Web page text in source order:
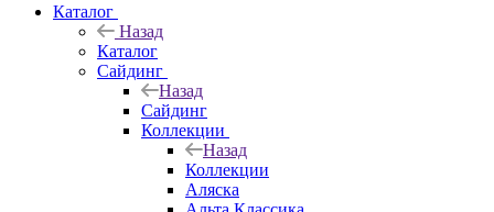
Каталог
Назад
Каталог
Сайдинг
Назад
Сайдинг
Коллекции
Назад
Коллекции
Аляска